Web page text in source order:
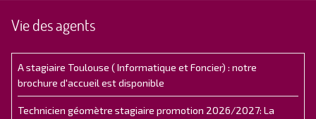
Vie des agents
A stagiaire Toulouse ( Informatique et Foncier) : notre
brochure d'accueil est disponible
Technicien géomètre stagiaire promotion 2026/2027: La